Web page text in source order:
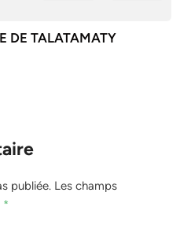
DE TALATAMATY
publiée. Les champs
*